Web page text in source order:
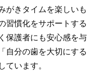
がきタイムを楽しいも
習慣化をサポートする
保護者にも安心感を与
自分の歯を大切にする
ています。